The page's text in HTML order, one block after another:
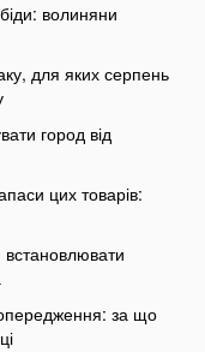
волиняни
для яких серпень
город від
цих товарів:
за що